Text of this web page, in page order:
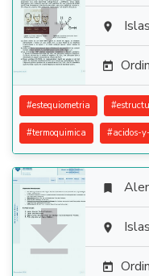
 

#estequiometria #
#termoquimica #acidos-



